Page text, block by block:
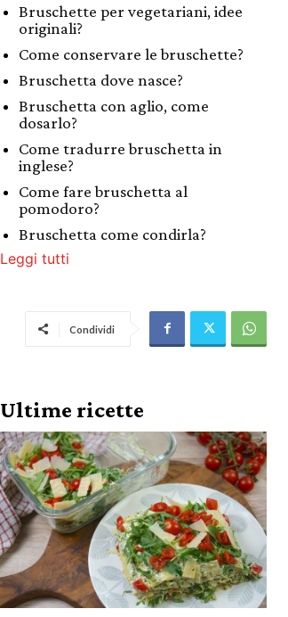
Bruschette per vegetariani, idee
originali?
Come conservare le bruschette?
Bruschetta dove nasce?
Bruschetta con aglio, come
dosarlo?
Come tradurre bruschetta in
inglese?
Come fare bruschetta al
pomodoro?
Bruschetta come condirla?
Leggi tutti
Condividi
Ultime ricette